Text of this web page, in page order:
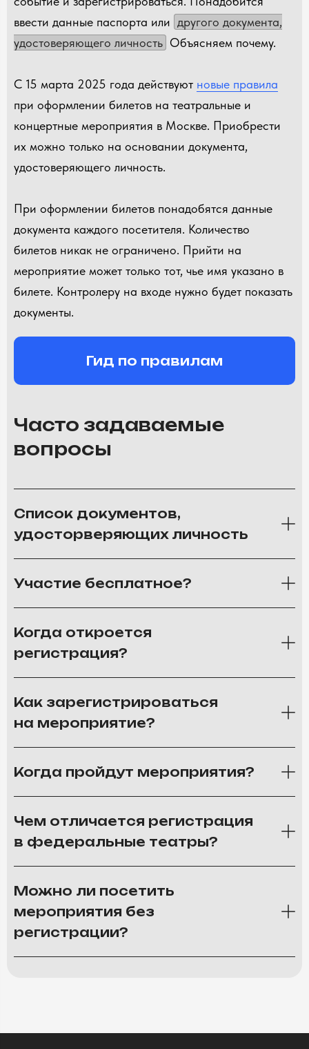
ввести данные паспорта или другого документа,
удостоверяющего личность Объясняем почему.
С 15 марта 2025 года действуют новые правила
при оформлении билетов на театральные и
концертные мероприятия в Москве. Приобрести
их можно только на основании документа,
удостоверяющего личность.
При оформлении билетов понадобятся данные
документа каждого посетителя. Количество
билетов никак не ограничено. Прийти на
мероприятие может только тот, чье имя указано в
билете. Контролеру на входе нужно будет показать
документы.
Гид по правилам
Часто задаваемые
вопросы
Список документов,
удосторверяющих личность
Участие бесплатное?
Когда откроется
регистрация?
Как зарегистрироваться
на мероприятие?
Когда пройдут мероприятия?
Чем отличается регистрация
в федеральные театры?
Можно ли посетить
мероприятия без
регистрации?